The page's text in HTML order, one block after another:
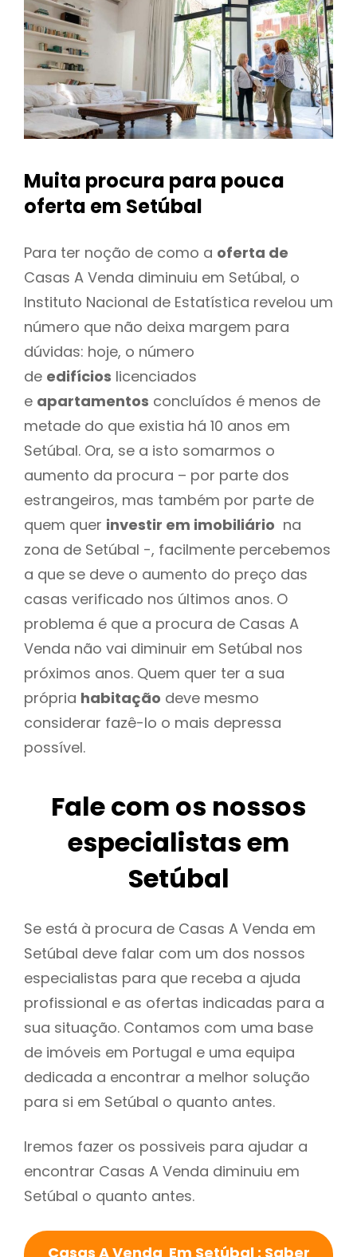
Muita procura para pouca
oferta em Setúbal
Para ter noção de como a oferta de
Casas A Venda diminuiu em Setúbal, o
Instituto Nacional de Estatística revelou um
número que não deixa margem para
dúvidas: hoje, o número
de edifícios licenciados
e apartamentos concluídos é menos de
metade do que existia há 10 anos em
Setúbal. Ora, se a isto somarmos o
aumento da procura – por parte dos
estrangeiros, mas também por parte de
quem quer investir em imobiliário na
zona de Setúbal -, facilmente percebemos
a que se deve o aumento do preço das
casas verificado nos últimos anos. O
problema é que a procura de Casas A
Venda não vai diminuir em Setúbal nos
próximos anos. Quem quer ter a sua
própria habitação deve mesmo
considerar fazê-lo o mais depressa
possível.
Fale com os nossos
especialistas em
Setúbal
Se está à procura de Casas A Venda em
Setúbal deve falar com um dos nossos
especialistas para que receba a ajuda
profissional e as ofertas indicadas para a
sua situação. Contamos com uma base
de imóveis em Portugal e uma equipa
dedicada a encontrar a melhor solução
para si em Setúbal o quanto antes.
Iremos fazer os possiveis para ajudar a
encontrar Casas A Venda diminuiu em
Setúbal o quanto antes.
Casas A Venda Em Setúbal : Saber